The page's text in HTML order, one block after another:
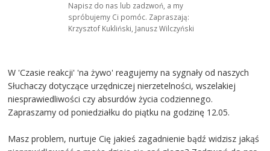
Napisz do nas lub zadzwoń, a my
spróbujemy Ci pomóc. Zapraszają:
Krzysztof Kukliński, Janusz Wilczyński
W 'Czasie reakcji' 'na żywo' reagujemy na sygnały od naszych
Słuchaczy dotyczące urzędniczej nierzetelności, wszelakiej
niesprawiedliwości czy absurdów życia codziennego.
Zapraszamy od poniedziałku do piątku na godzinę 12.05.
Masz problem, nurtuje Cię jakieś zagadnienie bądź widzisz jakąś